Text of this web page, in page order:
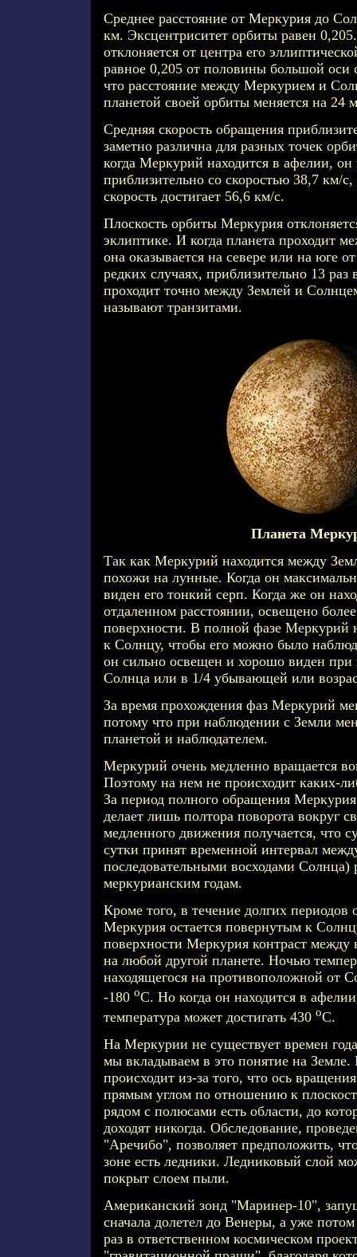
Среднее расстояние от Меркурия до
км. Эксцентриситет орбиты равен
отклоняется от центра его
равное 0,205 от половины большой оси
что расстояние между Меркурием и
планетой своей орбиты меняется на 24
Средняя скорость обращения
заметно различна для разных точек
когда Меркурий находится в афелии, он
приблизительно со скоростью 38,7 км/с,
скорость достигает 56,6 км/с.
Плоскость орбиты Меркурия
эклиптике. И когда планета проходит
она оказывается на севере или на юге
редких случаях, приблизительно 13
проходит точно между Землей и
называют транзитами.
Планета
Так как Меркурий находится между
похожи на лунные. Когда он
виден его тонкий серп. Когда же он
отдаленном расстоянии, освещено
поверхности. В полной фазе Меркурий
к Солнцу, чтобы его можно было
он сильно освещен и хорошо виден
Солнца или в 1/4 убывающей или
За время прохождения фаз Меркурий
потому что при наблюдении с Земли
планетой и наблюдателем.
Меркурий очень медленно вращается
Поэтому на нем не происходит каких-
За период полного обращения
делает лишь полтора поворота вокруг
медленного движения получается, что
сутки принят временной интервал
последовательными восходами Солнца)
меркурианским годам.
Кроме того, в течение долгих
Меркурия остается повернутым к
поверхности Меркурия контраст
на любой другой планете. Ночью
находящегося на противоположной от
-180 oС. Но когда он находится в
температура может достигать 430 oС.
На Меркурии не существует времен
мы вкладываем в это понятие на Земле.
происходит из-за того, что ось
прямым углом по отношению к
рядом с полюсами есть области, до
доходят никогда. Обследование,
"Аречибо", позволяет предположить,
зоне есть ледники. Ледниковый слой
покрыт слоем пыли.
Американский зонд "Маринер-10",
сначала долетел до Венеры, а уже
раз в ответственном космическом